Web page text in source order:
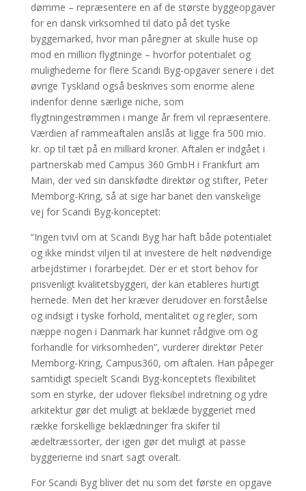
dømme – repræsentere en af de største byggeopgaver
for en dansk virksomhed til dato på det tyske
byggemarked, hvor man påregner at skulle huse op
mod en million flygtninge – hvorfor potentialet og
mulighederne for flere Scandi Byg-opgaver senere i det
øvrige Tyskland også beskrives som enorme alene
indenfor denne særlige niche, som
flygtningestrømmen i mange år frem vil repræsentere.
Værdien af rammeaftalen anslås at ligge fra 500 mio.
kr. op til tæt på en milliard kroner. Aftalen er indgået i
partnerskab med Campus 360 GmbH i Frankfurt am
Main, der ved sin danskfødte direktør og stifter, Peter
Memborg-Kring, så at sige har banet den vanskelige
vej for Scandi Byg-konceptet:
”Ingen tvivl om at Scandi Byg har haft både potentialet
og ikke mindst viljen til at investere de helt nødvendige
arbejdstimer i forarbejdet. Der er et stort behov for
prisvenligt kvalitetsbyggeri, der kan etableres hurtigt
hernede. Men det her kræver derudover en forståelse
og indsigt i tyske forhold, mentalitet og regler, som
næppe nogen i Danmark har kunnet rådgive om og
forhandle for virksomheden”, vurderer direktør Peter
Memborg-Kring, Campus360, om aftalen. Han påpeger
samtidigt specielt Scandi Byg-konceptets flexibilitet
som en styrke, der udover fleksibel indretning og ydre
arkitektur gør det muligt at beklæde byggeriet med
række forskellige beklædninger fra skifer til
ædeltræssorter, der igen gør det muligt at passe
byggerierne ind snart sagt overalt.
For Scandi Byg bliver det nu som det første en opgave